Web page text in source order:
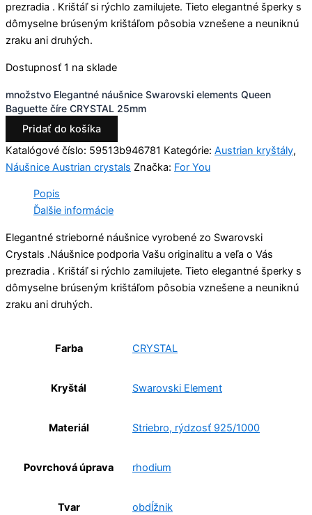
prezradia . Krištáľ si rýchlo zamilujete. Tieto elegantné šperky s
dômyselne brúseným krištáľom pôsobia vznešene a neuniknú
zraku ani druhých.
Dostupnosť 1 na sklade
množstvo Elegantné náušnice Swarovski elements Queen
Baguette číre CRYSTAL 25mm
Pridať do košíka
Katalógové číslo: 59513b946781 Kategórie: Austrian kryštály,
Náušnice Austrian crystals Značka: For You
Popis
Ďalšie informácie
Elegantné strieborné náušnice vyrobené zo Swarovski
Crystals .Náušnice podporia Vašu originalitu a veľa o Vás
prezradia . Krištáľ si rýchlo zamilujete. Tieto elegantné šperky s
dômyselne brúseným krištáľom pôsobia vznešene a neuniknú
zraku ani druhých.
Farba CRYSTAL
Kryštál Swarovski Element
Materiál Striebro, rýdzosť 925/1000
Povrchová úprava rhodium
Tvar obdĺžnik